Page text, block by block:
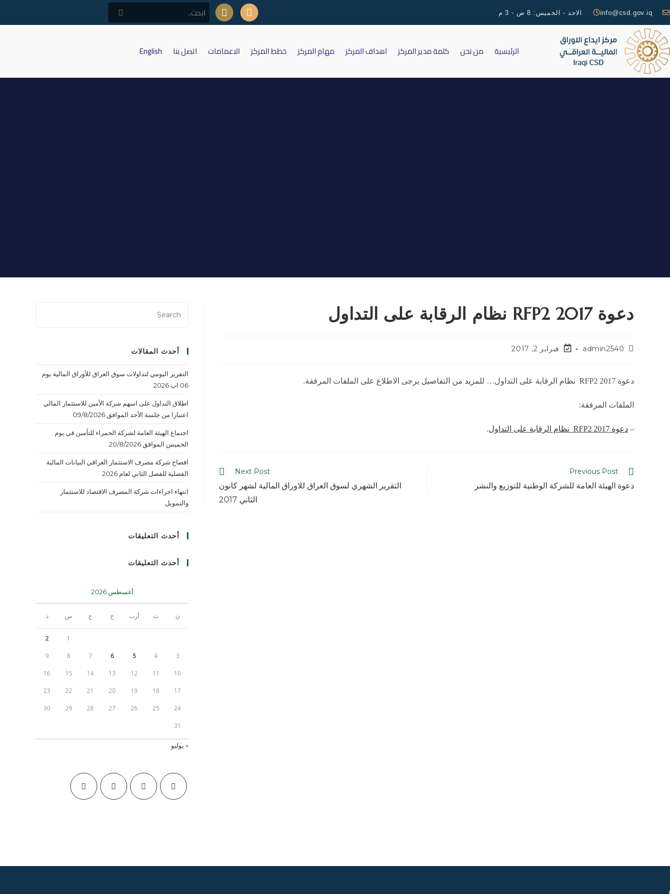
info@csd.gov.iq الاحد - الخميس: 8 ص - 3 م
الرئيسية من نحن كلمة مدير المركز اهداف المركز مهام المركز خطط المركز الاعمامات اتصل بنا English
دعوة RFP2 2017 نظام الرقابة على التداول
admin2540 فبراير 2, 2017
دعوة RFP2 2017 نظام الرقابة على التداول… للمزيد من التفاصيل يرجى الاطلاع على الملفات المرفقة.
الملفات المرفقة:
– دعوة RFP2 2017 نظام الرقابة على التداول .
Previous Post
دعوة الهيئة العامة للشركة الوطنية للتوزيع والنشر
Next Post
التقرير الشهري لسوق العراق للاوراق المالية لشهر كانون
الثاني 2017
أحدث المقالات
التقرير اليومي لتداولات سوق العراق للأوراق المالية يوم
06 اب 2026
اطلاق التداول على اسهم شركة الأمين للاستثمار المالي
اعتبارا من جلسة الأحد الموافق 09/8/2026
اجتماع الهيئة العامة لشركة الحمراء للتأمين في يوم
الخميس الموافق 20/8/2026.
افصاح شركة مصرف الاستثمار العراقي البيانات المالية
الفصلية للفصل الثاني لعام 2026
انتهاء اجراءات شركة المصرف الاقتصاد للاستثمار
والتمويل
أحدث التعليقات
أحدث التعليقات
أغسطس 2026
ن ث أرب خ ج س د
1
2
3
4
5
6
7
8
9
10
11
12
13
14
15
16
17
18
19
20
21
22
23
24
25
26
27
28
29
30
31
« يوليو